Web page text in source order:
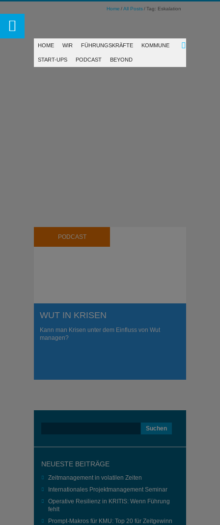
Home All Posts Tag: Eskalation
HOME WIR FÜHRUNGSKRÄFTE KOMMUNE
START-UPS PODCAST BEYOND
PODCAST
WUT IN KRISEN
Kann man Krisen unter dem Einfluss von Wut
managen?
NEUESTE BEITRÄGE
Zeitmanagement in volatilen Zeiten
Internationales Projektmanagement Seminar
Operative Resilienz in KRITIS: Wenn Führung
fehlt
Prompt-Makros für KMU: Top 20 für Zeitgewinn